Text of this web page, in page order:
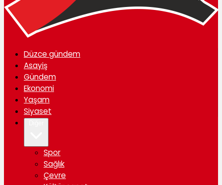
Düzce gündem
Asayiş
Gündem
Ekonomi
Yaşam
Siyaset
Spor
Sağlık
Çevre